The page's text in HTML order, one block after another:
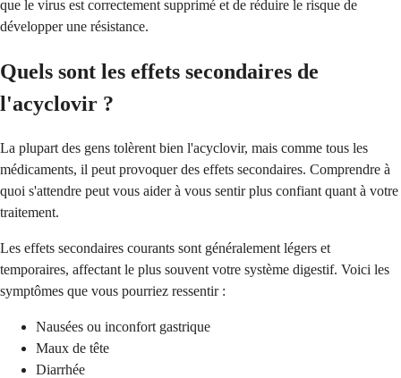
que le virus est correctement supprimé et de réduire le risque de
développer une résistance.
Quels sont les effets secondaires de
l'acyclovir ?
La plupart des gens tolèrent bien l'acyclovir, mais comme tous les
médicaments, il peut provoquer des effets secondaires. Comprendre à
quoi s'attendre peut vous aider à vous sentir plus confiant quant à votre
traitement.
Les effets secondaires courants sont généralement légers et
temporaires, affectant le plus souvent votre système digestif. Voici les
symptômes que vous pourriez ressentir :
Nausées ou inconfort gastrique
Maux de tête
Diarrhée